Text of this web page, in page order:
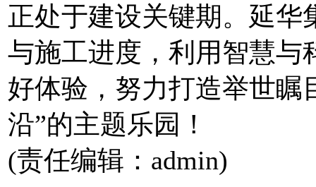
正处于建设关键期。延华
与施工进度，利用智慧与
好体验，努力打造举世瞩
沿”的主题乐园！
(责任编辑：admin)